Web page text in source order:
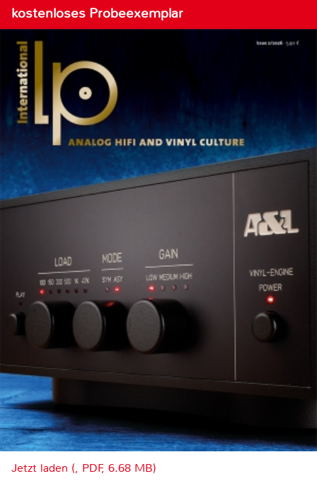
kostenloses Probeexemplar
Jetzt laden (, PDF, 6.68 MB)